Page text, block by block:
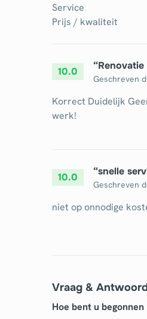
Service
Prijs / kwaliteit
10.0 “
Geschreven
Korrect Duidelijk
werk!
10.0 “snelle
Geschreven
niet op onnodige
Vraag &
Hoe bent u